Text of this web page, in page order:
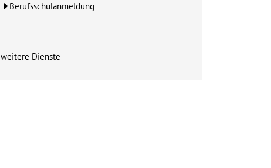
Berufsschulanmeldung
weitere Dienste
Zum Inhalt der Kachel "Arbeit und Soziales"